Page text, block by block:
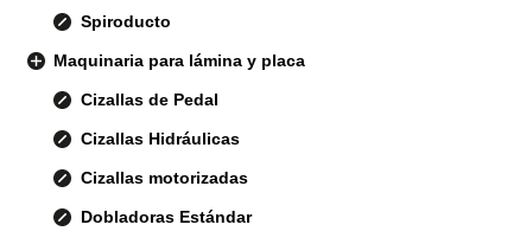
Spiroducto
Maquinaria para lámina y placa
Cizallas de Pedal
Cizallas Hidráulicas
Cizallas motorizadas
Dobladoras Estándar